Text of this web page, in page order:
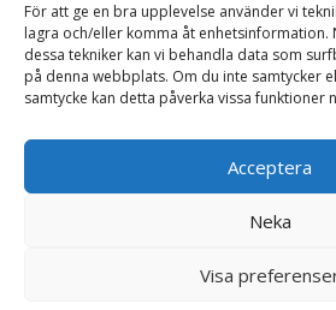
För att ge en bra upplevelse använder vi
lagra och/eller komma åt enhetsinformation.
dessa tekniker kan vi behandla data som
på denna webbplats. Om du inte samtycker
samtycke kan detta påverka vissa funktioner
Acceptera
Neka
Visa
Ljuslykta Älskade Farmor -
Barncancerfonden
99kr
Läs mer här & köp